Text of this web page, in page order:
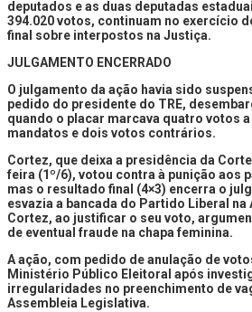
deputados e as duas deputadas
394.020 votos, continuam no exercício
final sobre interpostos na Justiça.
JULGAMENTO ENCERRADO
O julgamento da ação havia sido
pedido do presidente do TRE,
quando o placar marcava quatro votos
mandatos e dois votos contrários.
Cortez, que deixa a presidência da
feira (1º/6), votou contra à punição aos
mas o resultado final (4×3) encerra o
esvazia a bancada do Partido Liberal
Cortez, ao justificar o seu voto,
de eventual fraude na chapa feminina.
A ação, com pedido de anulação de
Ministério Público Eleitoral após
irregularidades no preenchimento de
Assembleia Legislativa.